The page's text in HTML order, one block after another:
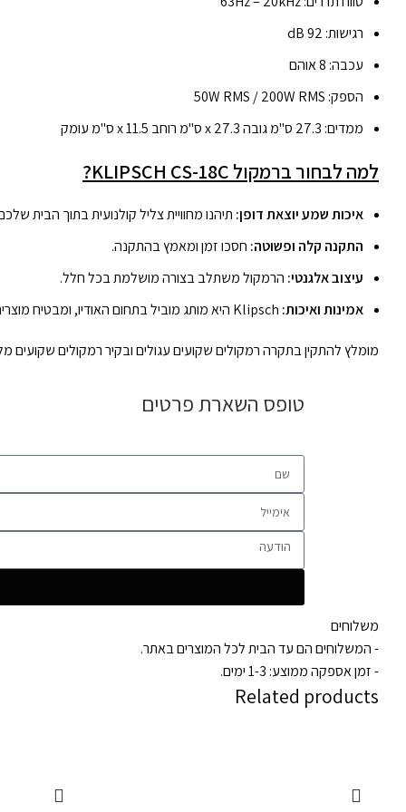
רגישות: 92 dB
עכבה: 8 אוהם
הספק: 50W RMS / 200W RMS
ממדים: 27.3 ס"מ גובה x 27.3 ס"מ רוחב x 11.5 ס"מ עומק
למה לבחור ברמקול KLIPSCH CS-18C?
איכות שמע יוצאת דופן: תיהנו מחוויית צליל קולנועית בתוך הבית
התקנה קלה ופשוטה: חסכו זמן ומאמץ בהתקנה.
עיצוב אלגנטי: הרמקול משתלב בצורה מושלמת בכל חלל.
אמינות ואיכות:
מומלץ להתקין בתקרה רמקולים שקועים עגולים ובקיר רמקולים שקועים
טופס השארת פרטים
משלוחים
- המשלוחים הם עד הבית לכל המוצרים באתר.
- זמן אספקה ממוצע: 1-3 ימים.
Related products